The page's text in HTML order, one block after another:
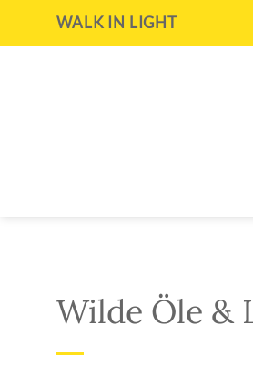
Inhalt
WALK IN LIGHT
Wilde Öle &